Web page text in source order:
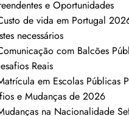
e Oportunidades
de vida em Portugal
necessários
com Balcões
Reais
em Escolas Públicas
e Mudanças de 2026
na Nacionalidade